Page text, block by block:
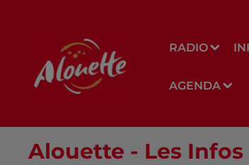
RADIO
AGENDA
Alouette - Les